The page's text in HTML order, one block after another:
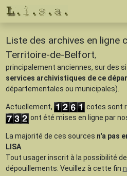
Liste des archives en ligne
Territoire-de-Belfort,
principalement anciennes, sur des
services archivistiques de ce
départementales ou municipales).
Actuellement,
cotes sont
ont été mises en ligne par
La majorité de ces sources n'a pas
LISA.
Tout usager inscrit à la possibilité
dépouillements. Veuillez à cette fin